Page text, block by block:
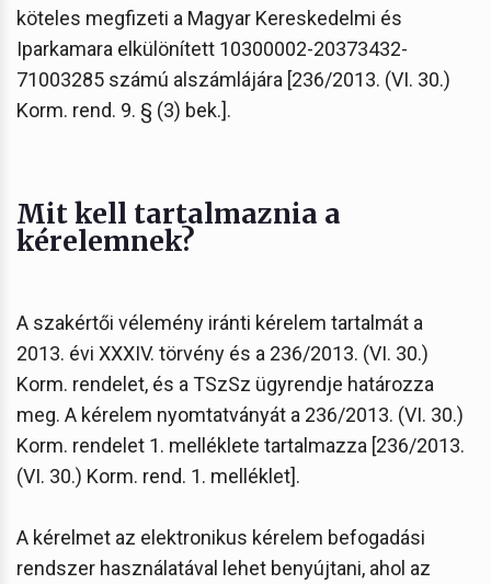
köteles megfizeti a Magyar Kereskedelmi és
Iparkamara elkülönített 10300002-20373432-
71003285 számú alszámlájára [236/2013. (VI. 30.)
Korm. rend. 9. § (3) bek.].
Mit kell tartalmaznia a
kérelemnek?
A szakértői vélemény iránti kérelem tartalmát a
2013. évi XXXIV. törvény és a 236/2013. (VI. 30.)
Korm. rendelet, és a TSzSz ügyrendje határozza
meg. A kérelem nyomtatványát a 236/2013. (VI. 30.)
Korm. rendelet 1. melléklete tartalmazza [236/2013.
(VI. 30.) Korm. rend. 1. melléklet].
A kérelmet az elektronikus kérelem befogadási
rendszer használatával lehet benyújtani, ahol az